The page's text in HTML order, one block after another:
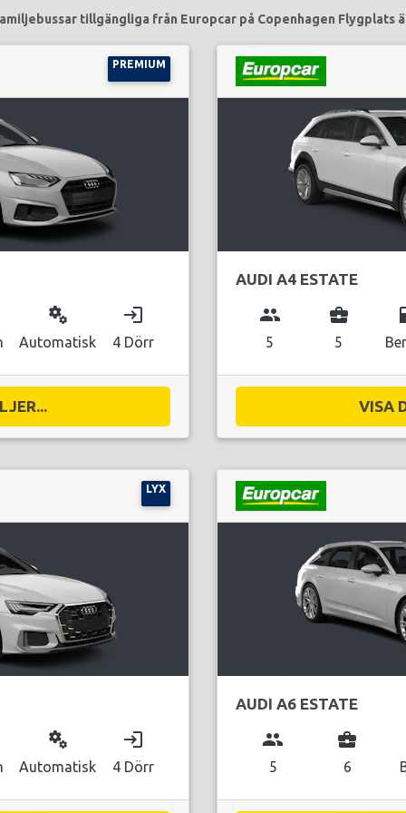
tillgängliga från Europcar på Copenhagen Flygplats
PREMIUM
miscellaneous_services
Automatisk
login
4 Dörr
AUDI A4 ESTATE
group
5
business_center
5
VISA
LYX
miscellaneous_services
Automatisk
login
4 Dörr
AUDI A6 ESTATE
group
5
business_center
6